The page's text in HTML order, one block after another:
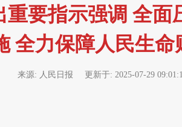
要指示强调 全
全力保障人民生命
来源: 人民日报 更新于: 2025-07-29